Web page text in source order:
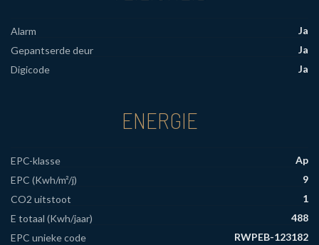
Alarm
Ja
Gepantserde deur
Ja
Digicode
Ja
ENERGIE
EPC-klasse
Ap
EPC (Kwh/m²/j)
9
CO2 uitstoot
1
E totaal (Kwh/jaar)
488
EPC unieke code
RWPEB-123182